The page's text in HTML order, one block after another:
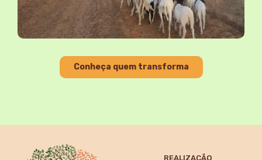
Conheça quem transforma
REALIZAÇÃO